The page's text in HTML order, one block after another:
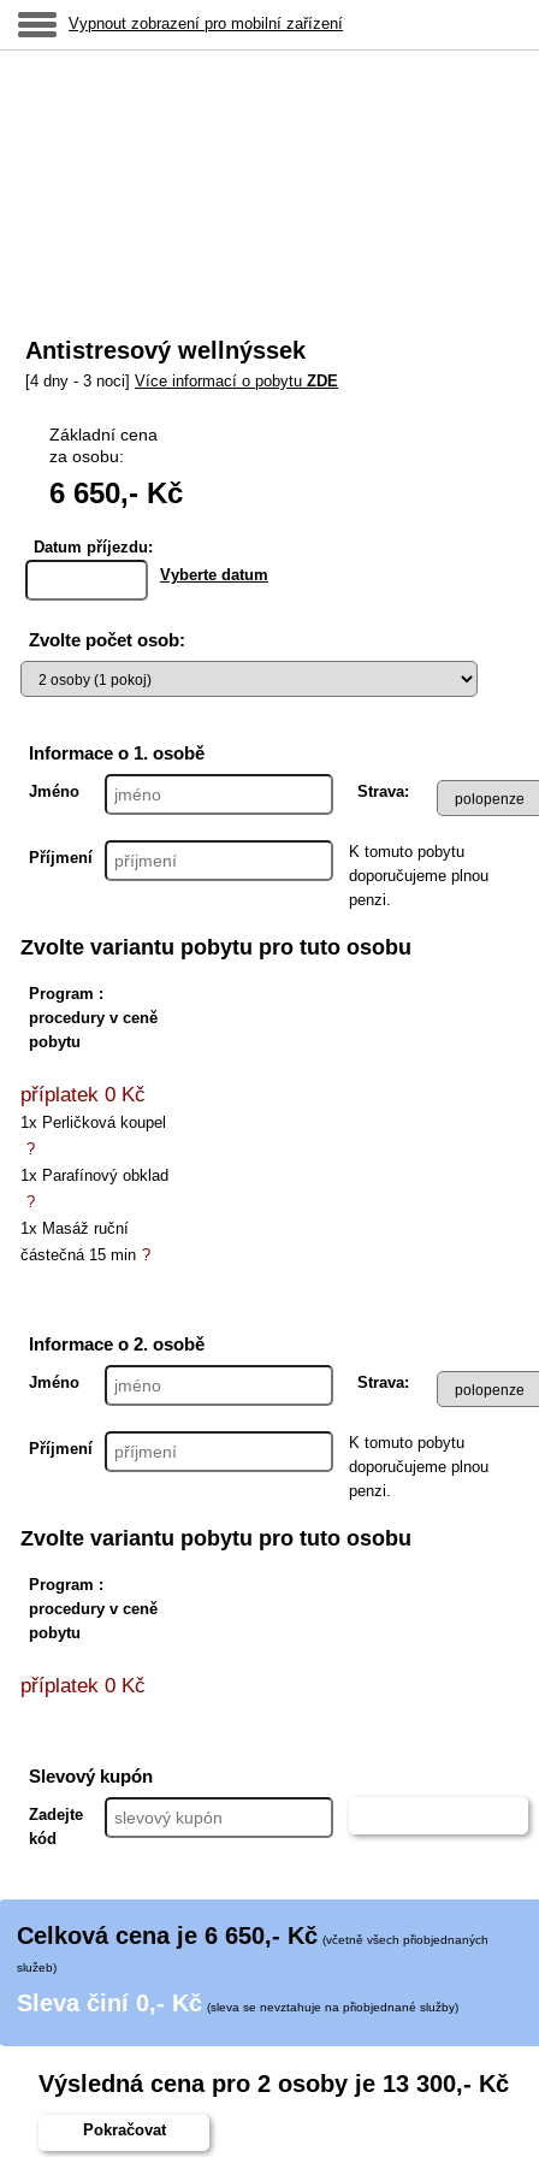
Vypnout zobrazení pro mobilní zařízení
Antistresový wellnýssek
[4 dny - 3 noci] Více informací o pobytu ZDE
Základní cena
za osobu:
6 650,- Kč
Datum příjezdu:
Vyberte datum
Zvolte počet osob:
Informace o 1. osobě
Jméno Strava:
Příjmení
K tomuto pobytu
doporučujeme plnou
penzi.
Zvolte variantu pobytu pro tuto osobu
Program :
procedury v ceně
pobytu
příplatek 0 Kč
1x Perličková koupel
1x Parafínový obklad
1x Masáž ruční
částečná 15 min
Informace o 2. osobě
Jméno Strava:
Příjmení
K tomuto pobytu
doporučujeme plnou
penzi.
Zvolte variantu pobytu pro tuto osobu
Program :
procedury v ceně
pobytu
příplatek 0 Kč
Slevový kupón
Zadejte
kód
Celková cena je 6 650,- Kč (včetně všech přiobjednaných
služeb)
Sleva činí 0,- Kč (sleva se nevztahuje na přiobjednané služby)
Výsledná cena pro 2 osoby je 13 300,- Kč
Pokračovat